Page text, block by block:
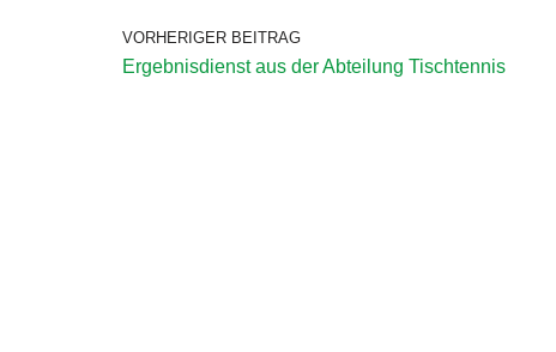
VORHERIGER BEITRAG
Ergebnisdienst aus der Abteilung Tischtennis